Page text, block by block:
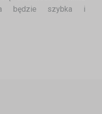
będzie szybka i